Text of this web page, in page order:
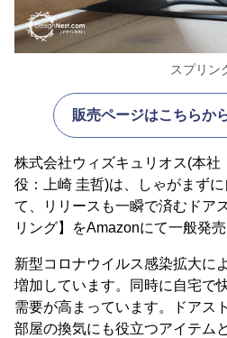
スプリン
販売ページはこちらか
株式会社ウィズキュリオス(本社
役：上崎 圭哲)は、しゃがまず
て、リリースも一瞬で済むドア
リング】をAmazonにて一般発
新型コロナウイルス感染拡大に
増加しています。同時に自宅で
需要が高まっています。ドアス
部屋の換気にも役立つアイテム